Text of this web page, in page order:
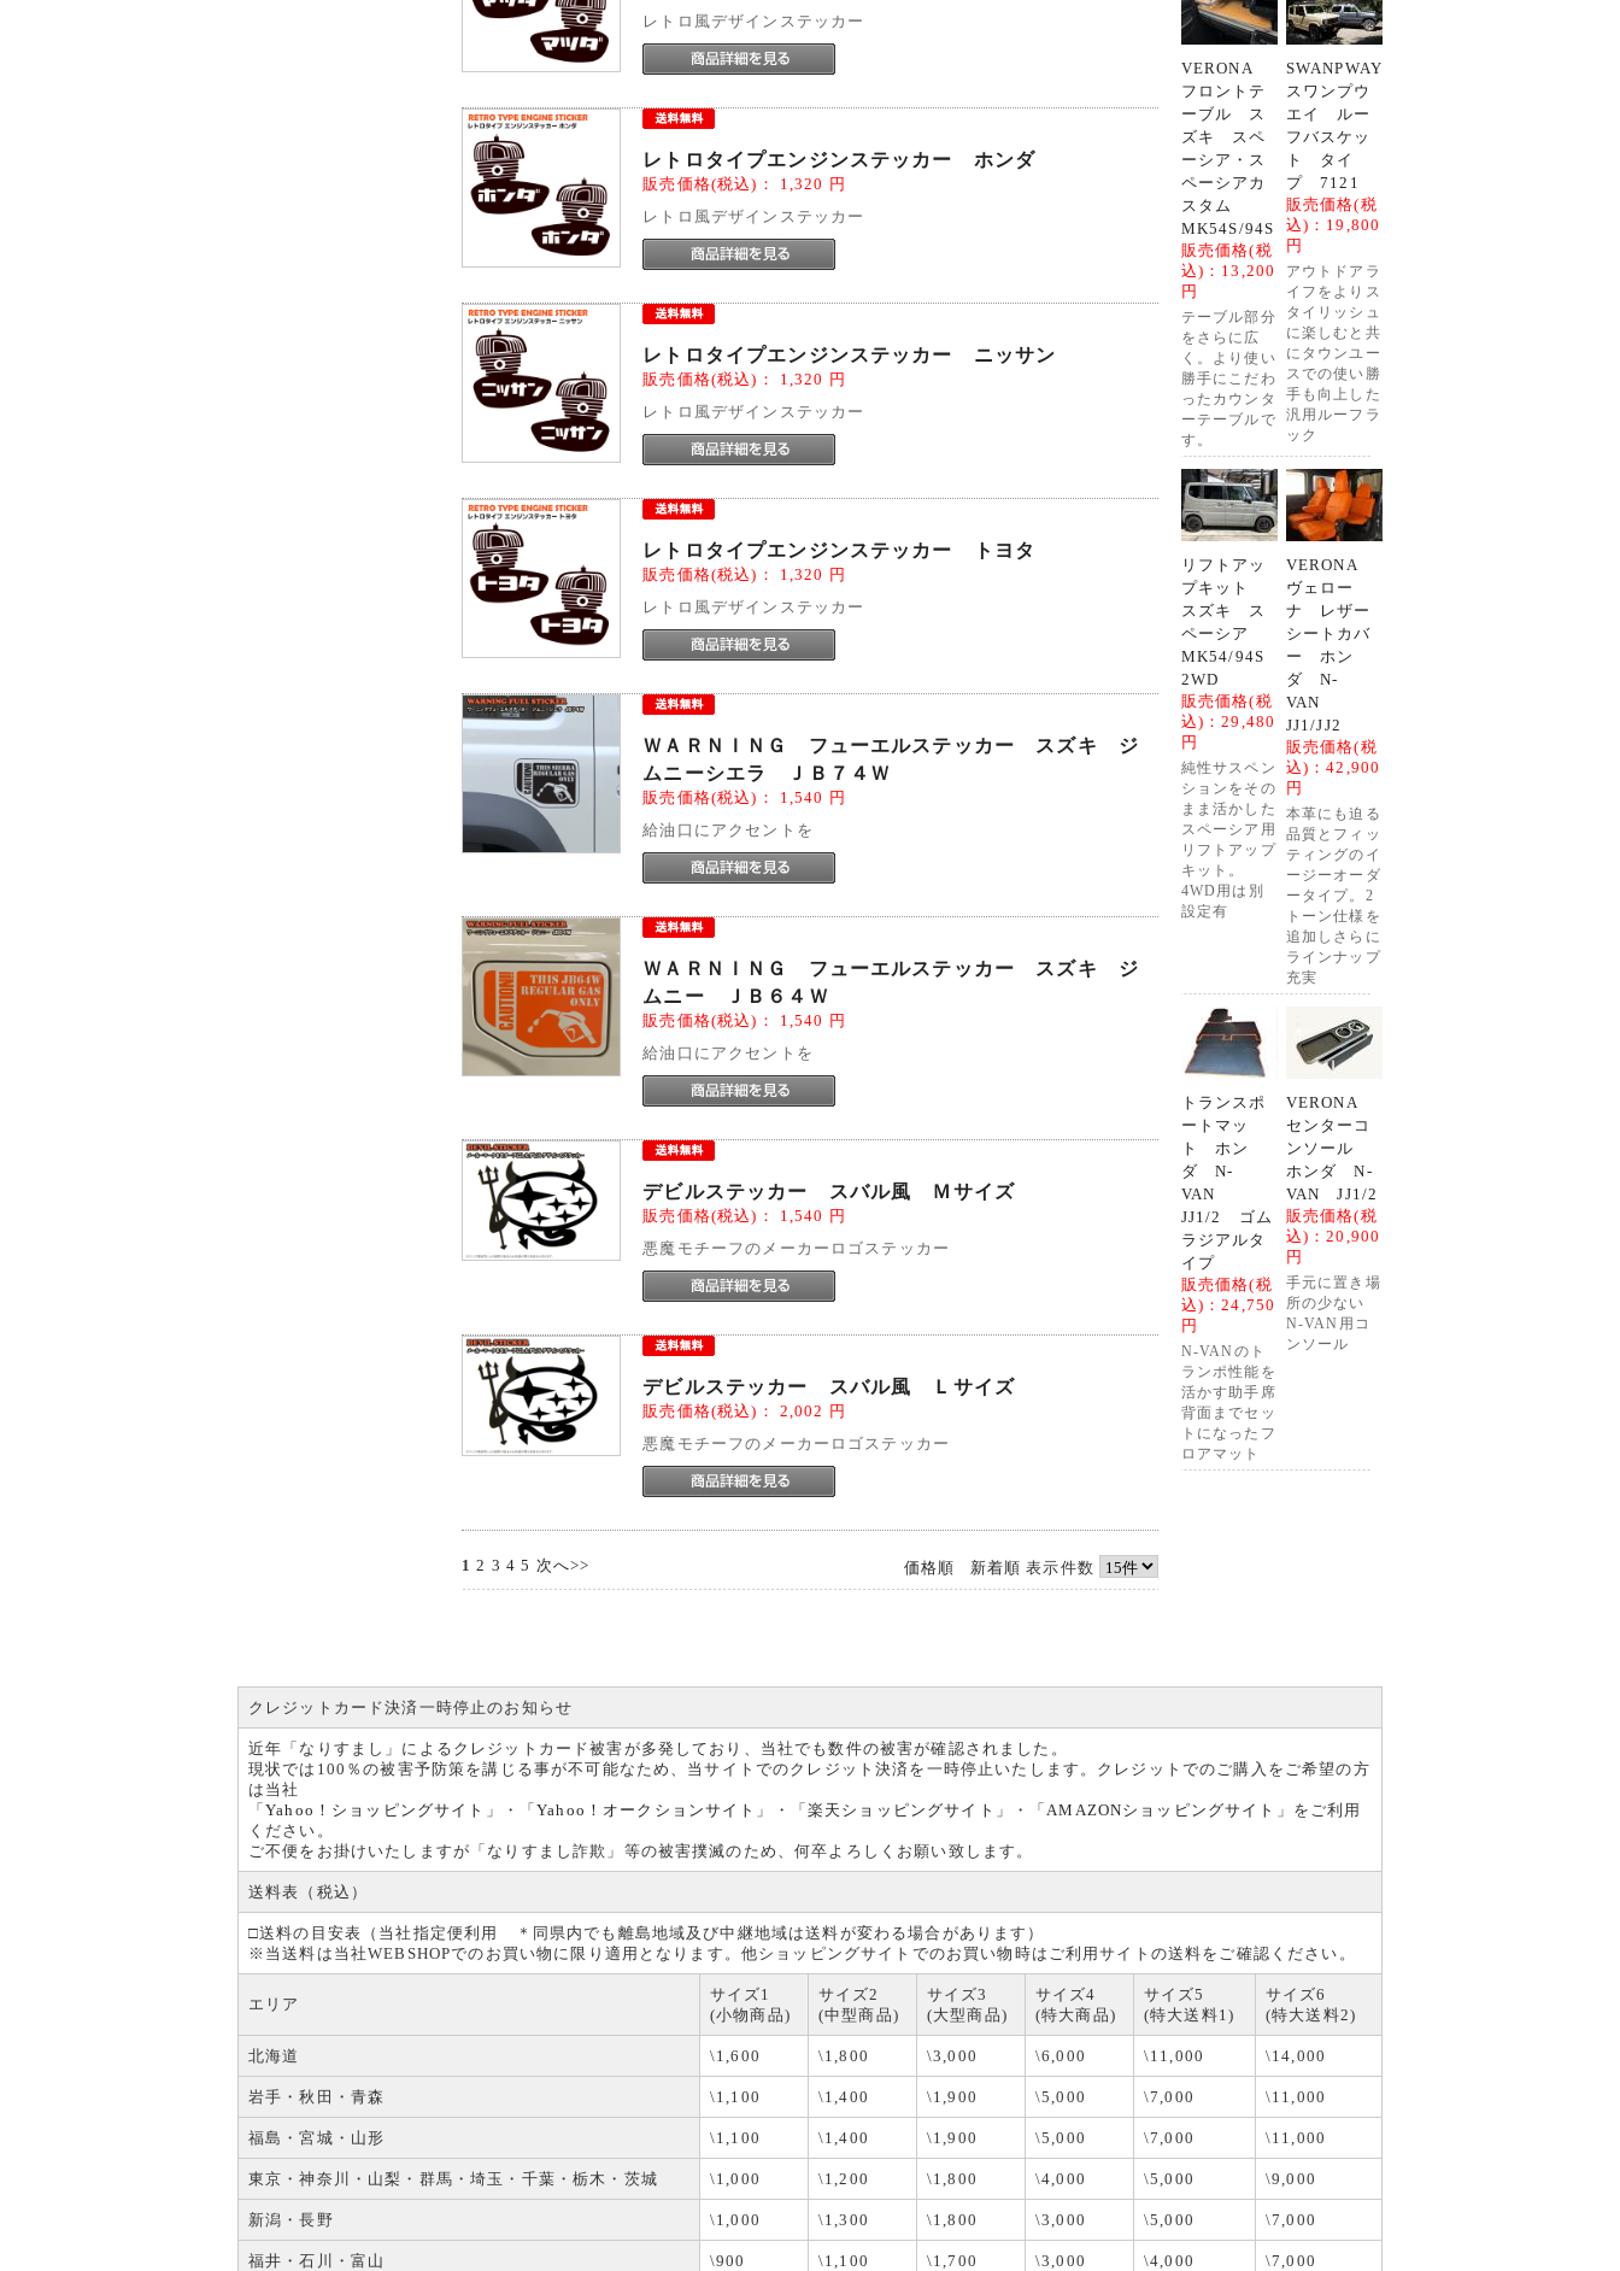
レトロ風デザインステッカー
レトロタイプエンジンステッカー ホンダ
販売価格(税込)： 1,320 円
レトロ風デザインステッカー
レトロタイプエンジンステッカー ニッサン
販売価格(税込)： 1,320 円
レトロ風デザインステッカー
レトロタイプエンジンステッカー トヨタ
販売価格(税込)： 1,320 円
レトロ風デザインステッカー
ＷＡＲＮＩＮＧ フューエルステッカー スズキ ジ
ムニーシエラ ＪＢ７４Ｗ
販売価格(税込)： 1,540 円
給油口にアクセントを
ＷＡＲＮＩＮＧ フューエルステッカー スズキ ジ
ムニー ＪＢ６４Ｗ
販売価格(税込)： 1,540 円
給油口にアクセントを
デビルステッカー スバル風 Ｍサイズ
販売価格(税込)： 1,540 円
悪魔モチーフのメーカーロゴステッカー
デビルステッカー スバル風 Ｌサイズ
販売価格(税込)： 2,002 円
悪魔モチーフのメーカーロゴステッカー
価格順 新着順 表示件数
1 2 3 4 5 次へ>>
VERONA
フロントテ
ーブル ス
ズキ スペ
ーシア・ス
ペーシアカ
スタム
MK54S/94S
販売価格(税
込)： 13,200
円
テーブル部分
をさらに広
く。より使い
勝手にこだわ
ったカウンタ
ーテーブルで
す。
SWANPWAY
スワンプウ
エイ ルー
フバスケッ
ト タイ
プ 7121
販売価格(税
込)： 19,800
円
アウトドアラ
イフをよりス
タイリッシュ
に楽しむと共
にタウンユー
スでの使い勝
手も向上した
汎用ルーフラ
ック
リフトアッ
プキット
スズキ ス
ペーシア
MK54/94S
2WD
販売価格(税
込)：29,480
円
純性サスペン
ションをその
まま活かした
スペーシア用
リフトアップ
キット。
4WD用は別
設定有
VERONA
ヴェロー
ナ レザー
シートカバ
ー ホン
ダ N-
VAN
JJ1/JJ2
販売価格(税
込)：42,900
円
本革にも迫る
品質とフィッ
ティングのイ
ージーオーダ
ータイプ。2
トーン仕様を
追加しさらに
ラインナップ
充実
トランスポ
ートマッ
ト ホン
ダ N-
VAN
JJ1/2 ゴム
ラジアルタ
イプ
販売価格(税
込)：24,750
円
N-VANのト
ランポ性能を
活かす助手席
背面までセッ
トになったフ
ロアマット
VERONA
センターコ
ンソール
ホンダ N-
VAN JJ1/2
販売価格(税
込)：20,900
円
手元に置き場
所の少ない
N-VAN用コ
ンソール
クレジットカード決済一時停止のお知らせ
近年「なりすまし」によるクレジットカード被害が多発しており、当社でも数件の被害が確認されました。
現状では100％の被害予防策を講じる事が不可能なため、当サイトでのクレジット決済を一時停止いたします。クレジットでのご購入をご希望の方
は当社
「Yahoo！ショッピングサイト 」・「Yahoo！オークションサイト 」・「 楽天ショッピングサイト 」・「AMAZONショッピングサイト 」をご利用
ください。
ご不便をお掛けいたしますが「なりすまし詐欺」等の被害撲滅のため、何卒よろしくお願い致します。
送料表（税込）
□送料の目安表（当社指定便利用 ＊同県内でも離島地域及び中継地域は送料が変わる場合があります）
※当送料は当社WEBSHOPでのお買い物に限り適用となります。他ショッピングサイトでのお買い物時はご利用サイトの送料をご確認ください。
エリア
サイズ1
(小物商品)
サイズ2
(中型商品)
サイズ3
(大型商品)
サイズ4
(特大商品)
サイズ5
(特大送料1)
サイズ6
(特大送料2)
北海道 \1,600 \1,800 \3,000 \6,000 \11,000 \14,000
岩手・秋田・青森 \1,100 \1,400 \1,900 \5,000 \7,000 \11,000
福島・宮城・山形 \1,100 \1,400 \1,900 \5,000 \7,000 \11,000
東京・神奈川・山梨・群馬・埼玉・千葉・栃木・茨城 \1,000 \1,200 \1,800 \4,000 \5,000 \9,000
新潟・長野 \1,000 \1,300 \1,800 \3,000 \5,000 \7,000
福井・石川・富山 \900 \1,100 \1,700 \3,000 \4,000 \7,000